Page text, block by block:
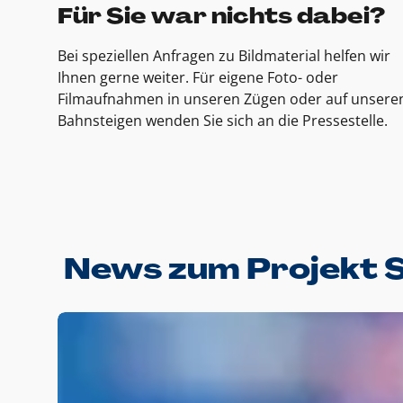
Für Sie war nichts dabei?
Bei speziellen Anfragen zu Bildmaterial helfen wir
Ihnen gerne weiter. Für eigene Foto- oder
Filmaufnahmen in unseren Zügen oder auf
Bahnsteigen wenden Sie sich an die Pressestelle.
News zum Projekt